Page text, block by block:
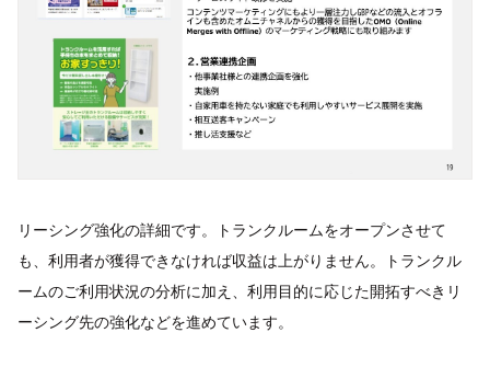
リーシング強化の詳細です。トランクルームをオープンさせて
も、利用者が獲得できなければ収益は上がりません。トランクル
ームのご利用状況の分析に加え、利用目的に応じた開拓すべきリ
ーシング先の強化などを進めています。